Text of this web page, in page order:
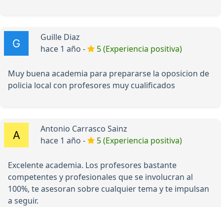
Guille Diaz
hace 1 año -
5 (Experiencia positiva)
Muy buena academia para prepararse la oposicion de
policia local con profesores muy cualificados
Antonio Carrasco Sainz
hace 1 año -
5 (Experiencia positiva)
Excelente academia. Los profesores bastante
competentes y profesionales que se involucran al
100%, te asesoran sobre cualquier tema y te impulsan
a seguir.